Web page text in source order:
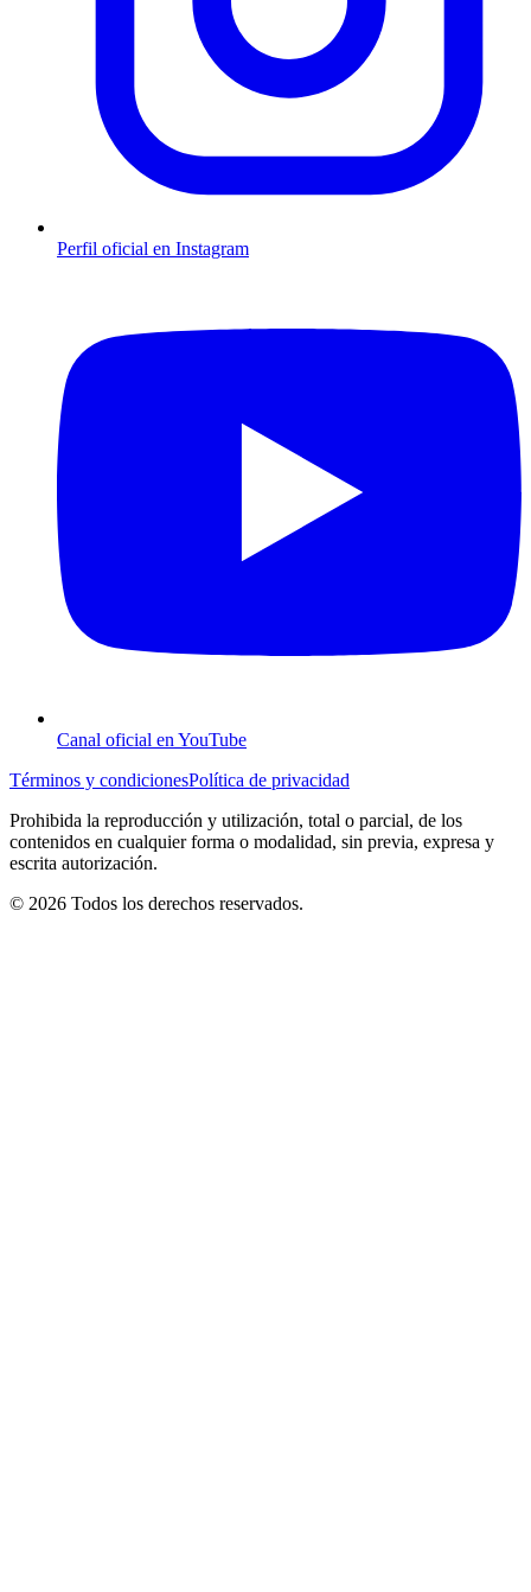
Perfil oficial en Instagram
Canal oficial en YouTube
Términos y condicionesPolítica de privacidad
Prohibida la reproducción y utilización, total o parcial, de los
contenidos en cualquier forma o modalidad, sin previa, expresa y
escrita autorización.
© 2026 Todos los derechos reservados.